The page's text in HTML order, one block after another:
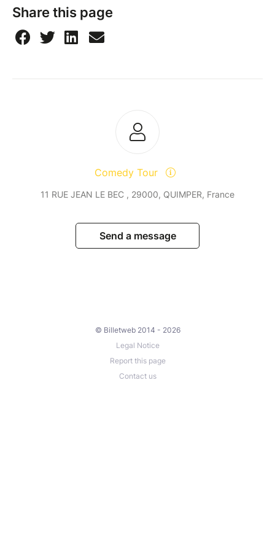
Share this page
Comedy Tour
11 RUE JEAN LE BEC , 29000, QUIMPER, France
Send a message
© Billetweb 2014 - 2026
Legal Notice
Report this page
Contact us